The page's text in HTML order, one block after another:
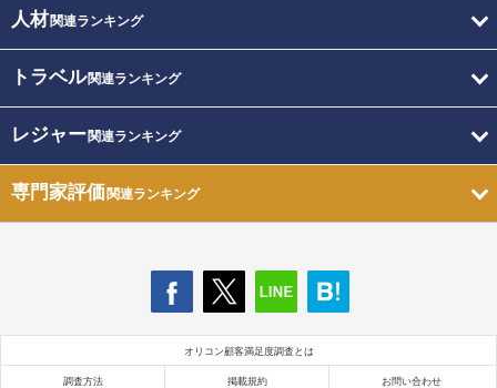
人材関連ランキング
トラベル関連ランキング
レジャー関連ランキング
専門家評価関連ランキング
オリコン顧客満足度調査とは
調査方法 掲載規約 お問い合わせ